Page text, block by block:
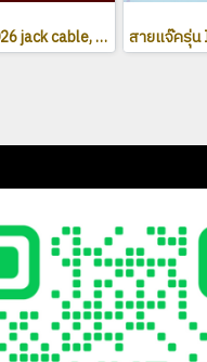
Kirlin Silent 2026 jack cable, reduces hum noise